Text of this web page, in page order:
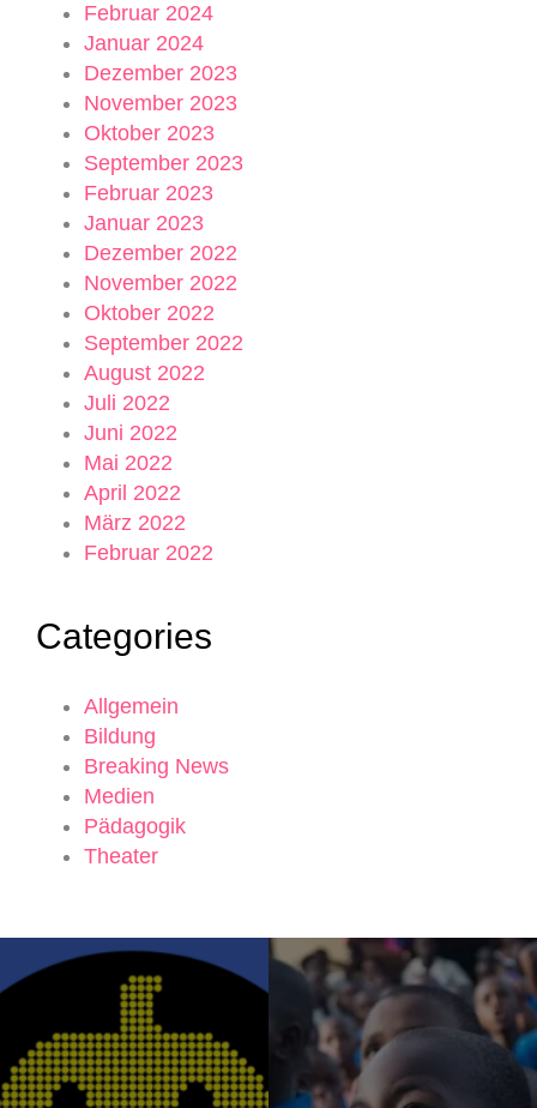
Februar 2024
Januar 2024
Dezember 2023
November 2023
Oktober 2023
September 2023
Februar 2023
Januar 2023
Dezember 2022
November 2022
Oktober 2022
September 2022
August 2022
Juli 2022
Juni 2022
Mai 2022
April 2022
März 2022
Februar 2022
Categories
Allgemein
Bildung
Breaking News
Medien
Pädagogik
Theater